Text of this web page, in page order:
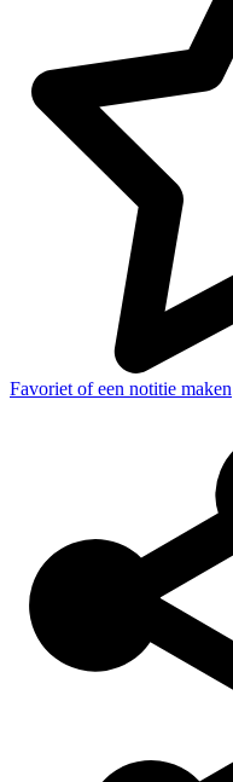
Favoriet of een notitie maken